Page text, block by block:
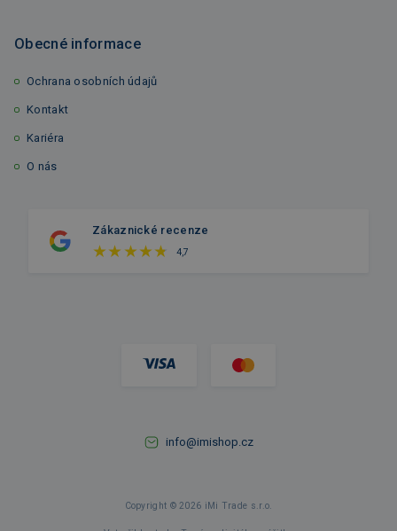
Obecné informace
Ochrana osobních údajů
Kontakt
Kariéra
O nás
Zákaznické recenze
4,7
info@imishop.cz
Copyright © 2026 iMi Trade s.r.o.